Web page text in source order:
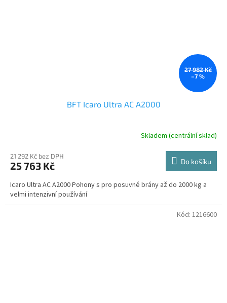
27 982 Kč
–7 %
BFT Icaro Ultra AC A2000
Skladem (centrální sklad)
21 292 Kč bez DPH
25 763 Kč Do košíku
Icaro Ultra AC A2000 Pohony s pro posuvné brány až do 2000 kg a
velmi intenzivní používání
Kód: 1216600